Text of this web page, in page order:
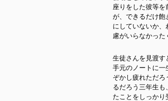
座りをした彼等
が、できるだけ飽
にしていないか
慮がいらなかった
生徒さんを見渡す
手元のノートに一
ぞかし疲れただ
るだろう三年生
たことをしっかり